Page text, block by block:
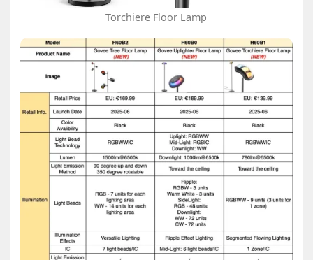
Torchiere Floor Lamp